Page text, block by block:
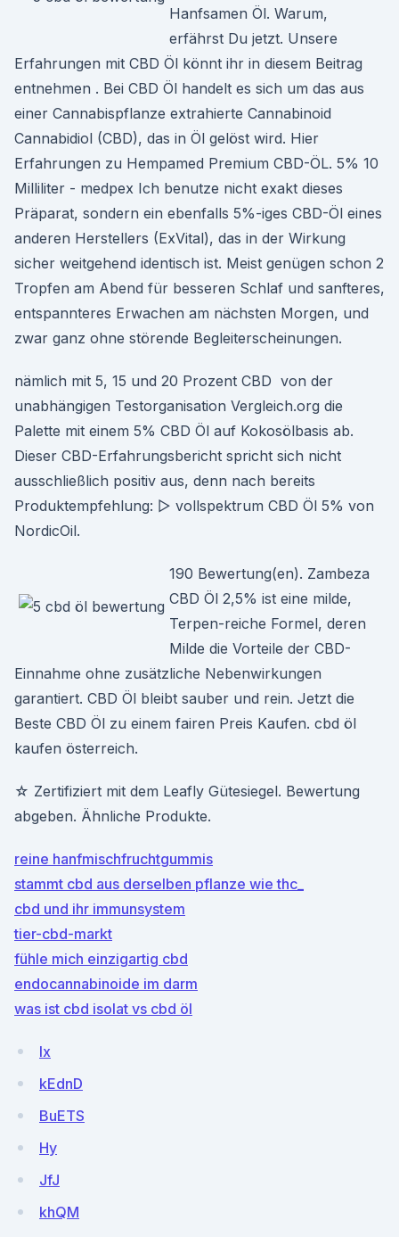
Hanfsamen Öl. Warum,
erfährst Du jetzt. Unsere
Erfahrungen mit CBD Öl könnt ihr in diesem Beitrag
entnehmen . Bei CBD Öl handelt es sich um das aus
einer Cannabispflanze extrahierte Cannabinoid
Cannabidiol (CBD), das in Öl gelöst wird. Hier
Erfahrungen zu Hempamed Premium CBD-ÖL. 5% 10
Milliliter - medpex Ich benutze nicht exakt dieses
Präparat, sondern ein ebenfalls 5%-iges CBD-Öl eines
anderen Herstellers (ExVital), das in der Wirkung
sicher weitgehend identisch ist. Meist genügen schon 2
Tropfen am Abend für besseren Schlaf und sanfteres,
entspannteres Erwachen am nächsten Morgen, und
zwar ganz ohne störende Begleiterscheinungen.
nämlich mit 5, 15 und 20 Prozent CBD von der
unabhängigen Testorganisation Vergleich.org die
Palette mit einem 5% CBD Öl auf Kokosölbasis ab.
Dieser CBD-Erfahrungsbericht spricht sich nicht
ausschließlich positiv aus, denn nach bereits
Produktempfehlung: ▷ vollspektrum CBD Öl 5% von
NordicOil.
190 Bewertung(en). Zambeza
CBD Öl 2,5% ist eine milde,
Terpen-reiche Formel, deren
Milde die Vorteile der CBD-
Einnahme ohne zusätzliche Nebenwirkungen
garantiert. CBD Öl bleibt sauber und rein. Jetzt die
Beste CBD Öl zu einem fairen Preis Kaufen. cbd öl
kaufen österreich.
☆ Zertifiziert mit dem Leafly Gütesiegel. Bewertung
abgeben. Ähnliche Produkte.
reine hanfmischfruchtgummis
stammt cbd aus derselben pflanze wie thc_
cbd und ihr immunsystem
tier-cbd-markt
fühle mich einzigartig cbd
endocannabinoide im darm
was ist cbd isolat vs cbd öl
Ix
kEdnD
BuETS
Hy
JfJ
khQM